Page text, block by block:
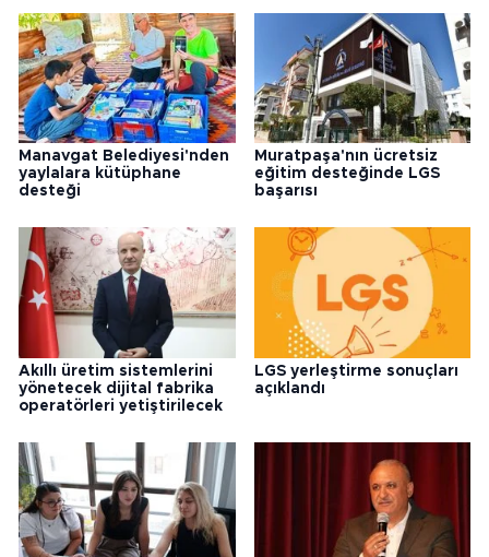
Manavgat Belediyesi'nden
yaylalara kütüphane
desteği
Muratpaşa'nın ücretsiz
eğitim desteğinde LGS
başarısı
Akıllı üretim sistemlerini
yönetecek dijital fabrika
operatörleri yetiştirilecek
LGS yerleştirme sonuçları
açıklandı